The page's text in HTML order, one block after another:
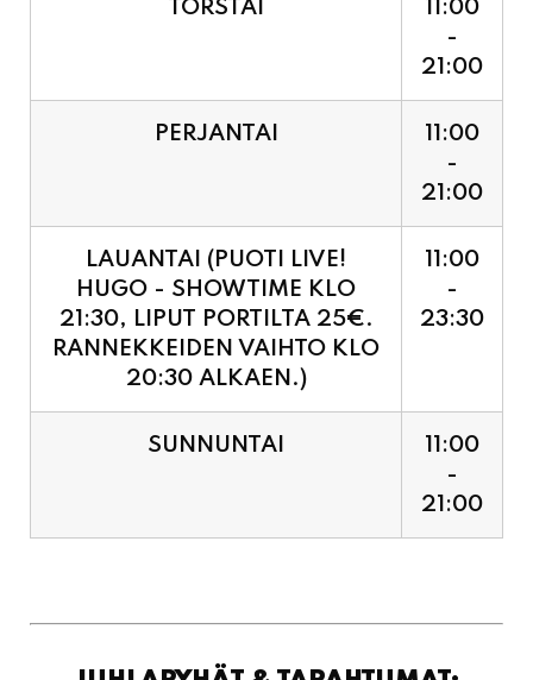
11:00
-
21:00
21:30, LIPUT PORTILTA 25€.
RANNEKKEIDEN VAIHTO KLO
20:30 ALKAEN.)
11:00
-
23:30
SUNNUNTAI
21:00